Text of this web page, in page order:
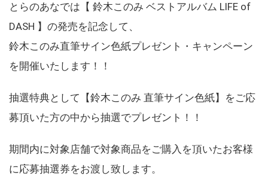
とらのあなでは【 鈴木このみ ベストアルバム LIFE of
DASH 】の発売を記念して、
鈴木このみ直筆サイン色紙プレゼント・キャンペーン
を開催いたします！！
抽選特典として【鈴木このみ 直筆サイン色紙】をご応
募頂いた方の中から抽選でプレゼント！！
期間内に対象店舗で対象商品をご購入を頂いたお客様
に応募抽選券をお渡し致します。